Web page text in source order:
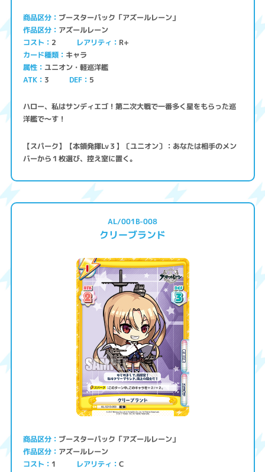
商品区分 ブースターパック「アズールレーン」
作品区分 アズールレーン
コスト 2 レアリティ R+
カード種類 キャラ
属性 ユニオン・軽巡洋艦
ATK 3 DEF 5
ハロー、私はサンディエゴ！第二次大戦で一番多く星をもらった巡
洋艦で～す！
【スパーク】【本領発揮Lv３】〔ユニオン〕：あなたは相手のメン
バーから１枚選び、控え室に置く。
AL/001B-008
クリーブランド
商品区分 ブースターパック「アズールレーン」
作品区分 アズールレーン
コスト 1 レアリティ C